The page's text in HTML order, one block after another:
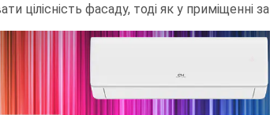
цілісність фасаду, тоді як у приміщенні